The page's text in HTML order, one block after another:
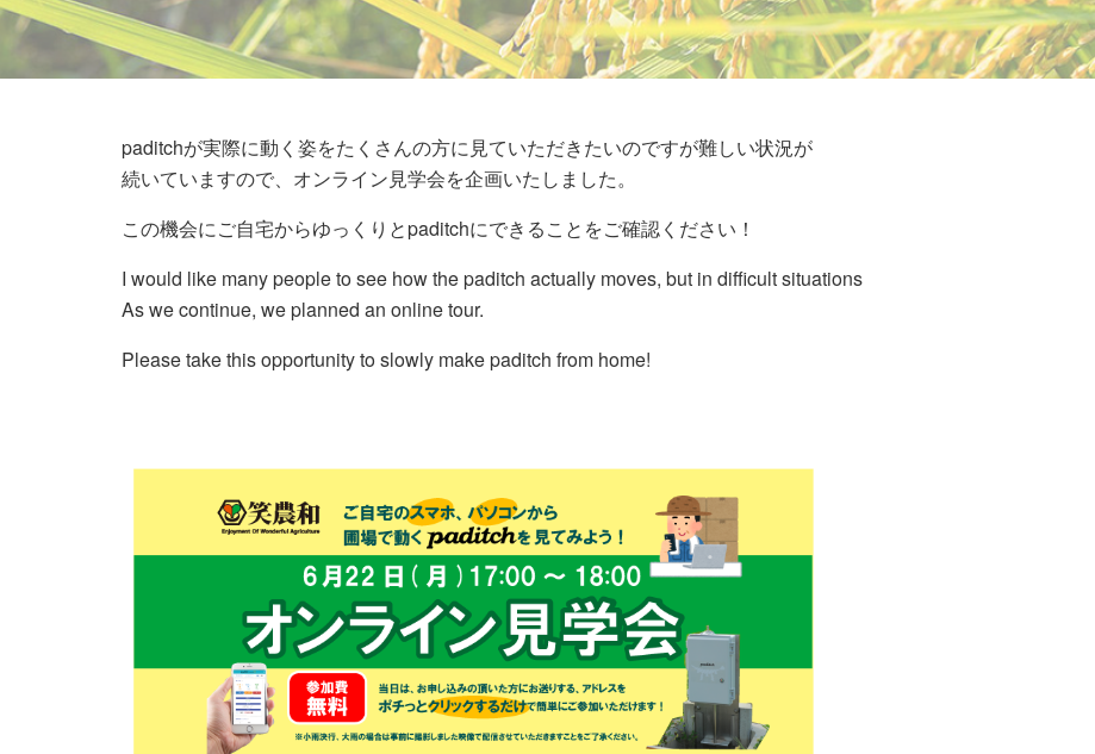
paditchが実際に動く姿をたくさんの方に見ていただきたいのですが難しい状況が
続いていますので、オンライン見学会を企画いたしました。
この機会にご自宅からゆっくりとpaditchにできることをご確認ください！
I would like many people to see how the paditch actually moves, but in difficult situations
As we continue, we planned an online tour.
Please take this opportunity to slowly make paditch from home!